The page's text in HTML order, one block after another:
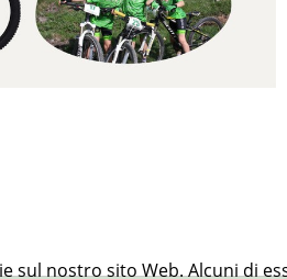
sul nostro sito Web. Alcuni di